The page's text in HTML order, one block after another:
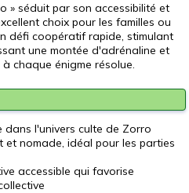
» séduit par son accessibilité et
choix pour les familles ou
défi coopératif rapide, stimulant
une montée d'adrénaline et
chaque énigme résolue.
dans l'univers culte de Zorro
et nomade, idéal pour les parties
accessible qui favorise